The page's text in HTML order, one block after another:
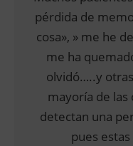
pérdida de
cosa», » me he
me ha
olvidó…..y
mayoría de las
detectan una
pues